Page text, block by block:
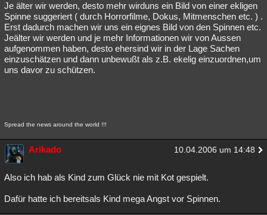
Je älter wir werden, desto mehr wirduns ein Bild von einer ekligen
Spinne suggeriert ( durch Horrorfilme, Dokus, Mitmenschen etc. ) .
Erst dadurch machen wir uns ein eignes Bild von den Spinnen etc.
Jeälter wir werden und je mehr Informationen wir von Aussen
aufgenommen haben, desto ehersind wir in der Lage Sachen
einzuschätzen und dann unbewußt als z.B. ekelig einzuordnen,um
uns davor zu schützen.
Spread the news around the world !!!
Arikado 10.04.2006 um 14:48
Also ich hab als Kind zum Glück nie mit Kot gespielt.
Dafür hatte ich bereitsals Kind mega Angst vor Spinnen.